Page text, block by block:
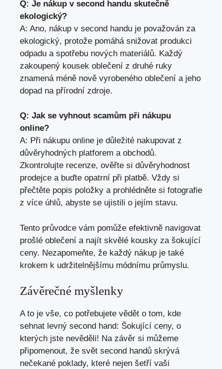
Q: Je nákup v second handu skutečně
ekologický?
A: Ano, nákup v second handu je považován‌ za
ekologický, protože ⁤pomáhá snižovat ‌produkci
odpadu a ‌spotřebu nových materiálů.⁣ Každý
zakoupený kousek ⁤oblečení z ​druhé ruky
znamená méně nově vyrobeného oblečení a jeho
dopad na⁢ přírodní⁣ zdroje.
Q: Jak se vyhnout scamům při ‌nákupu
online?
A: Při ⁣nákupu online je důležité nakupovat z
důvěryhodných platforem a obchodů.
Zkontrolujte recenze, ověřte si důvěryhodnost
prodejce a buďte opatrní ⁣při platbě. Vždy si
přečtěte popis položky a prohlédněte si fotografie
z více úhlů, abyste se ujistili o jejím stavu.
Tento průvodce vám pomůže efektivně navigovat
⁤prošlé oblečení a najít skvělé kousky​ za šokující
ceny. Nezapomeňte, že každý nákup je také
krokem k‍ udržitelnějšímu módnímu průmyslu.
Závěrečné myšlenky
A to ​je vše, co ‍potřebujete‍ vědět o tom, kde
sehnat levný second ⁢hand: Šokující ceny, o
kterých jste nevěděli! Na závěr si můžeme
připomenout, že svět ‌second handů skrývá
nečekané poklady, ⁣které ⁤nejen šetří⁤ vaši